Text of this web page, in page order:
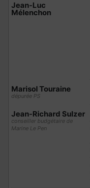
Jean-Luc
Mélenchon
Marisol Touraine
dépurée PS
Jean-Richard Sulzer
conseiller budgétaire de
Marine Le Pen